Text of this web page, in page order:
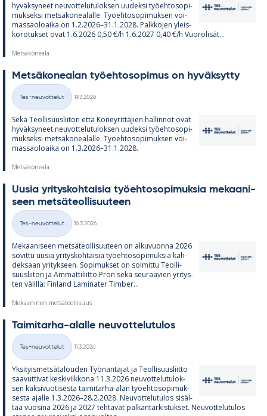
hy­väk­sy­neet neu­vot­te­lu­tu­lok­sen uu­deksi työ­eh­to­so­pi­
muk­seksi met­sä­ko­nea­lalle. Työ­eh­to­so­pi­muk­sen voi­
mas­sao­loaika on 1.2.2026–31.1.2028. Palk­ko­jen yleis­
ko­ro­tuk­set ovat 1.6.2026 0,50 €/h 1.6.2027 0,40 €/h Vuo­ro­li­sät...
Metsäkoneala
Met­sä­ko­nea­lan työ­eh­to­so­pi­mus on hy­väk­sytty
Kategoriat
Tes-neuvottelut
19.3.2026
Sekä Teol­li­suus­lii­ton että Ko­ney­rit­tä­jien hal­lin­not ovat
hy­väk­sy­neet neu­vot­te­lu­tu­lok­sen uu­deksi työ­eh­to­so­pi­
muk­seksi met­sä­ko­nea­lalle. Työ­eh­to­so­pi­muk­sen voi­
mas­sao­loaika on 1.3.2026–31.1.2028.
Metsäkoneala
Uusia yri­tys­koh­tai­sia työ­eh­to­so­pi­muk­sia me­kaa­ni­
seen met­sä­teol­li­suu­teen
Kategoriat
Tes-neuvottelut
16.3.2026
Me­kaa­ni­seen met­sä­teol­li­suu­teen on al­ku­vuonna 2026
so­vittu uusia yri­tys­koh­tai­sia työ­eh­to­so­pi­muk­sia kah­
dek­saan yri­tyk­seen. So­pi­muk­set on sol­mittu Teol­li­
suus­lii­ton ja Am­mat­ti­liitto Pron sekä seu­raa­vien yri­tys­
ten vä­lillä: Fin­land La­mi­na­ter Tim­ber...
Mekaaninen metsäteollisuus
Tai­mi­tarha-alalle neu­vot­te­lu­tu­los
Kategoriat
Tes-neuvottelut
11.3.2026
Yk­si­tyis­met­sä­ta­lou­den Työ­nan­ta­jat ja Teol­li­suus­liitto
saa­vut­ti­vat kes­ki­viik­kona 11.3.2026 neu­vot­te­lu­tu­lok­
sen kak­si­vuo­ti­sesta tai­mi­tarha-alan työ­eh­to­so­pi­muk­
sesta ajalle 1.3.2026–28.2.2028. Neu­vot­te­lu­tu­los si­säl­
tää vuo­sina 2026 ja 2027 teh­tä­vät pal­kan­tar­kis­tuk­set. Neu­vot­te­lu­tu­los